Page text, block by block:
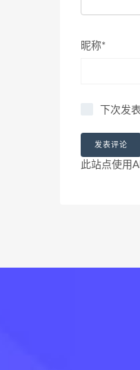
昵称*
下次发
此站点使用